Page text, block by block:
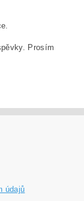
Prosím
údajů